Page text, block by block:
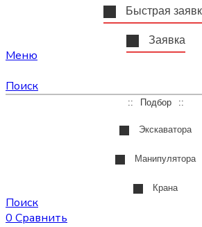
Быстрая
Заявка
Меню
Поиск
Подбор
Экскаватора
Манипулятора
Крана
Поиск
0 Сравнить